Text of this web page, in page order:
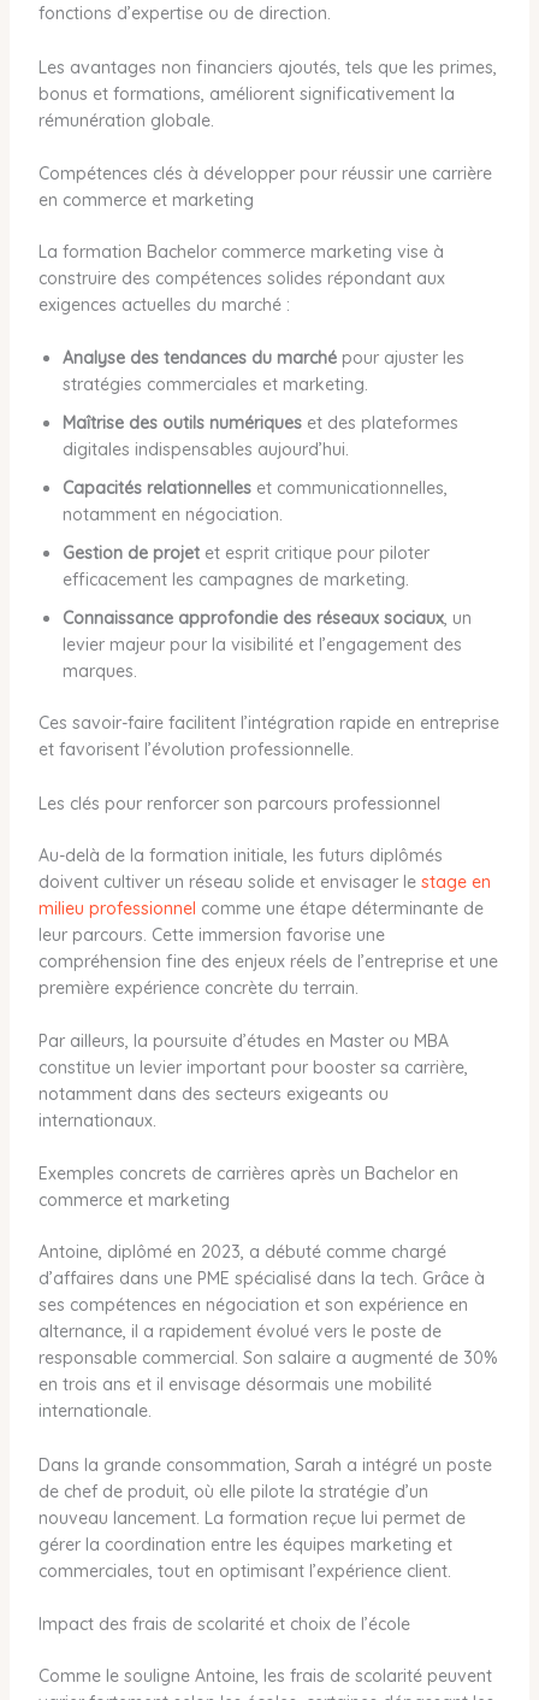
fonctions d’expertise ou de direction.
Les avantages non financiers ajoutés, tels que les primes,
bonus et formations, améliorent significativement la
rémunération globale.
Compétences clés à développer pour réussir une carrière
en commerce et marketing
La formation Bachelor commerce marketing vise à
construire des compétences solides répondant aux
exigences actuelles du marché :
Analyse des tendances du marchépour ajuster les
stratégies commerciales et marketing.
Maîtrise des outils numériqueset des plateformes
digitales indispensables aujourd’hui.
Capacités relationnelleset communicationnelles,
notamment en négociation.
Gestion de projetet esprit critique pour piloter
efficacement les campagnes de marketing.
Connaissance approfondie des réseaux sociaux, un
levier majeur pour la visibilité et l’engagement des
marques.
Ces savoir-faire facilitent l’intégration rapide en entreprise
et favorisent l’évolution professionnelle.
Les clés pour renforcer son parcours professionnel
Au-delà de la formation initiale, les futurs diplômés
doivent cultiver un réseau solide et envisager le stage en
milieu professionnel comme une étape déterminante de
leur parcours. Cette immersion favorise une
compréhension fine des enjeux réels de l’entreprise et une
première expérience concrète du terrain.
Par ailleurs, la poursuite d’études en Master ou MBA
constitue un levier important pour booster sa carrière,
notamment dans des secteurs exigeants ou
internationaux.
Exemples concrets de carrières après un Bachelor en
commerce et marketing
Antoine, diplômé en 2023, a débuté comme chargé
d’affaires dans une PME spécialisé dans la tech. Grâce à
ses compétences en négociation et son expérience en
alternance, il a rapidement évolué vers le poste de
responsable commercial. Son salaire a augmenté de 30%
en trois ans et il envisage désormais une mobilité
internationale.
Dans la grande consommation, Sarah a intégré un poste
de chef de produit, où elle pilote la stratégie d’un
nouveau lancement. La formation reçue lui permet de
gérer la coordination entre les équipes marketing et
commerciales, tout en optimisant l’expérience client.
Impact des frais de scolarité et choix de l’école
Comme le souligne Antoine, les frais de scolarité peuvent